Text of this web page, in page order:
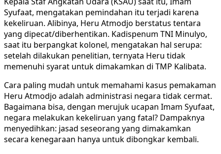
Syufaat, mengatakan pemindahan itu terjadi karena
kekeliruan. Alibinya, Heru Atmodjo berstatus tentara
yang dipecat/diberhentikan. Kadispenum TNI Minulyo,
saat itu berpangkat kolonel, mengatakan hal serupa:
setelah dilakukan penelitian, ternyata Heru tidak
memenuhi syarat untuk dimakamkan di TMP Kalibata.
Cara paling mudah untuk memahami kasus pemakaman
Heru Atmodjo adalah administrasi negara tidak cermat.
Bagaimana bisa, dengan merujuk ucapan Imam Syufaat,
negara melakukan kekeliruan yang fatal? Dampaknya
menyedihkan: jasad seseorang yang dimakamkan
secara kenegaraan hanya untuk dibongkar kembali.